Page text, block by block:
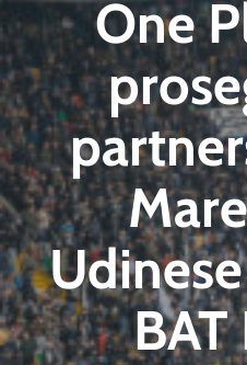
One